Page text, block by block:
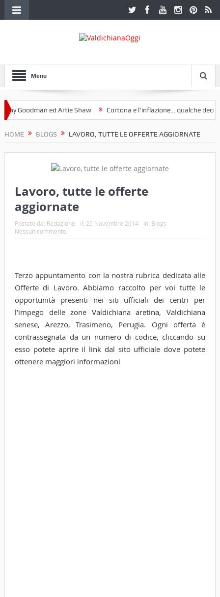
Menu
ed Artie Shaw Cortona e l’inflazione… qualche decennio
HOME BLOGS LAVORO, TUTTE LE OFFERTE AGGIORNATE
Lavoro, tutte le offerte
aggiornate
Postato da: Redazione il: 25 Novembre 2014 In: Blogs
Nessun commento
Terzo appuntamento con la nostra rubrica dedicata alle
Offerte di Lavoro. Abbiamo raccolto per voi tutte le
opportunità presenti nei siti ufficiali dei centri per
l’impego delle zone Valdichiana aretina, Valdichiana
senese, Arezzo, Trasimeno, Perugia. Ogni offerta è
contrassegnata da un numero di codice, cliccando su
esso potete aprire il link dal sito ufficiale dove potete
ottenere maggiori informazioni